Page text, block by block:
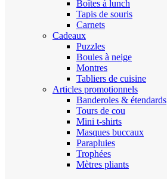
Boîtes à lunch
Tapis de souris
Carnets
Cadeaux
Puzzles
Boules à neige
Montres
Tabliers de cuisine
Articles promotionnels
Banderoles & étendards
Tours de cou
Mini t-shirts
Masques buccaux
Parapluies
Trophées
Mètres pliants